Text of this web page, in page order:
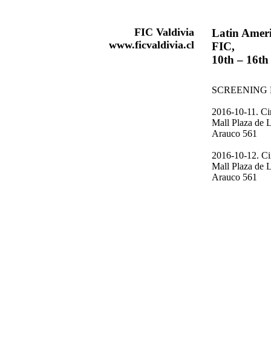
FIC Valdivia
www.ficvaldivia.cl
Latin
FIC,
10th –
SCREENING
2016-10-11.
Mall Plaza de
Arauco 561
2016-10-12.
Mall Plaza de
Arauco 561